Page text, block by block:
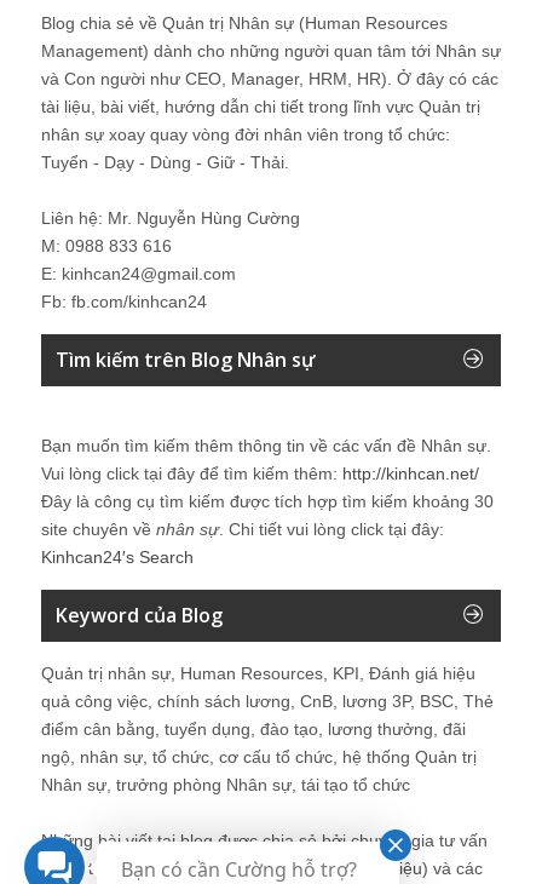
Blog chia sẻ về Quản trị Nhân sự (Human Resources
Management) dành cho những người quan tâm tới Nhân sự
và Con người như CEO, Manager, HRM, HR). Ở đây có các
tài liệu, bài viết, hướng dẫn chi tiết trong lĩnh vực Quản trị
nhân sự xoay quay vòng đời nhân viên trong tổ chức:
Tuyển - Dạy - Dùng - Giữ - Thải.
Liên hệ: Mr. Nguyễn Hùng Cường
M: 0988 833 616
E: kinhcan24@gmail.com
Fb: fb.com/kinhcan24
Tìm kiếm trên Blog Nhân sự
Bạn muốn tìm kiếm thêm thông tin về các vấn đề Nhân sự
Vui lòng click tại đây để tìm kiếm thêm: http://kinhcan.net/
Đây là công cụ tìm kiếm được tích hợp tìm kiếm khoảng 30
site chuyên về nhân sự. Chi tiết vui lòng click tại đây:
Kinhcan24′s Search
Keyword của Blog
Quản trị nhân sự, Human Resources, KPI, Đánh giá hiệu
quả công việc, chính sách lương, CnB, lương 3P, BSC, Thẻ
điểm cân bằng, tuyển dụng, đào tạo, lương thưởng, đãi
ngộ, nhân sự, tổ chức, cơ cấu tổ chức, hệ thống Quản trị
Nhân sự, trưởng phòng Nhân sự, tái tạo tổ chức
Những bài viết tại blog được chia sẻ bởi chuyên gia tư vấn
Quản trị Nhân sự Nguyễn Hùng Cường (giới thiệu) và các
Bạn có cần Cường hỗ trợ?